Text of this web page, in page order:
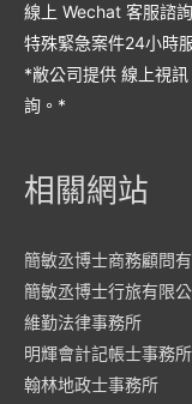
線上 Wechat 客服諮詢
特殊緊急案件24小時
*敝公司提供 線上視
詢。*
相關網站
簡敏丞博士商務顧問
簡敏丞博士行旅有限
維勤法律事務所
明輝會計記帳士事務所
翰林地政士事務所